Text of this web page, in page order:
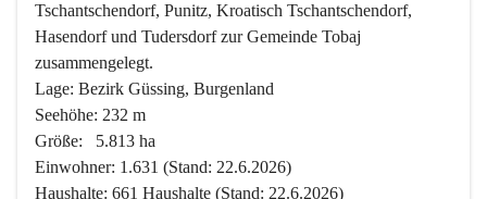
Tschantschendorf, Punitz, Kroatisch Tschantschendorf,
Hasendorf und Tudersdorf zur Gemeinde Tobaj
zusammengelegt.
Lage: Bezirk Güssing, Burgenland
Seehöhe: 232 m
Größe:   5.813 ha
Einwohner: 1.631 (Stand: 22.6.2026)
Haushalte: 661 Haushalte (Stand: 22.6.2026)